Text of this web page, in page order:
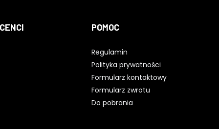
POMOC
Regulamin
Polityka prywatności
Formularz kontaktowy
Formularz zwrotu
Do pobrania